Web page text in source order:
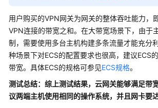
组
网
与
使
用
场
景
用户购买的VPN网关为网关的整体吞吐能力，
VPN连接的带宽之和。在大带宽场景下，由于
制，需要使用多台主机构建多条流量才能充分
种场景下对ECS的配置要求也很高，建议ECS
带宽。具体ECS的规格可参见ECS规格。
测试总结：综上测试结果，云网关能够满足带
议两端主机使用相同的操作系统，并且网卡要